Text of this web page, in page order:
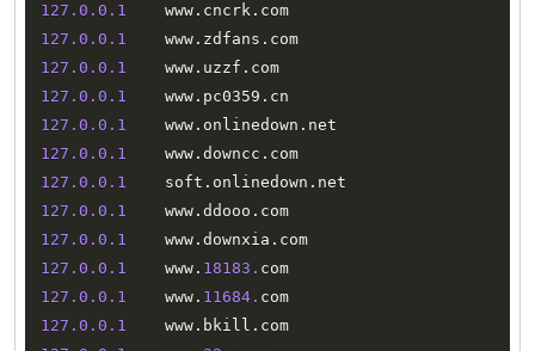
127.0 .0 .1
    www
. cncrk .
127.0 .0 .1
    www
. zdfans .
127.0 .0 .1
    www
. uzzf .
127.0 .0 .1
    www
. pc0359 .
127.0 .0 .1
    www
. onlinedown .
127.0 .0 .1
    www
. downcc .
127.0 .0 .1
    soft
. onlinedown .
127.0 .0 .1
    www
. ddooo .
127.0 .0 .1
    www
. downxia .
127.0 .0 .1
    www
. 18183.
127.0 .0 .1
    www
. 11684.
127.0 .0 .1
    www
. bkill .